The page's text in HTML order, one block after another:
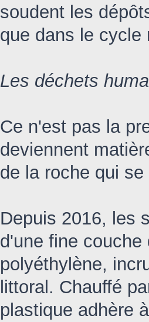
soudent les
que dans le cycle
Les déchets
Ce n'est pas la
deviennent
de la roche qui
Depuis 2016, les
d'une fine
polyéthylène,
littoral. Chauffé
plastique adhère